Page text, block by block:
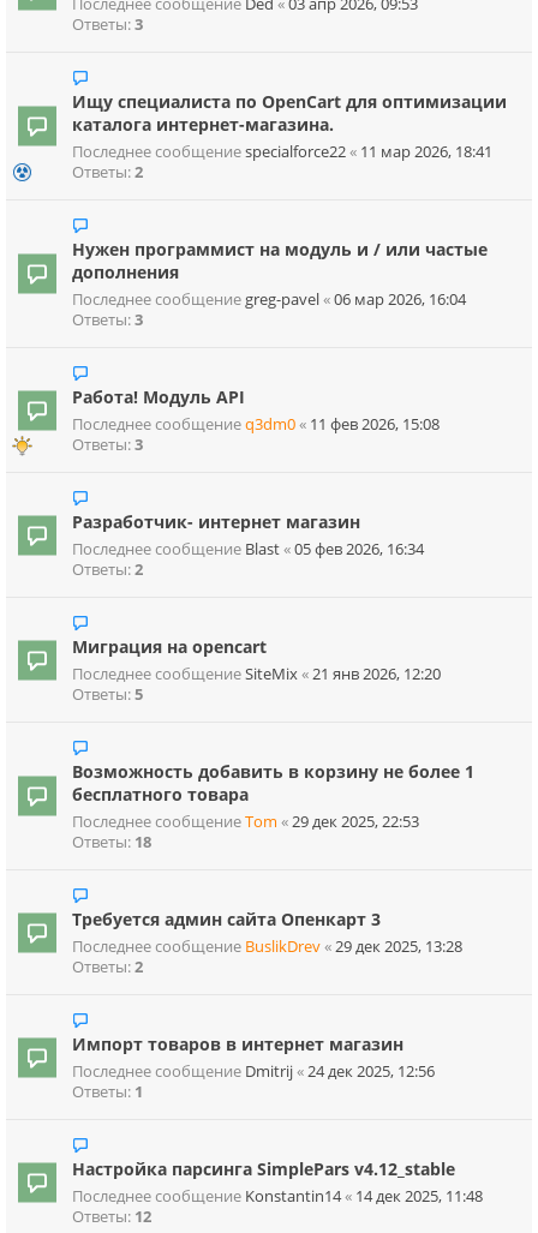
Последнее сообщение Ded «03 апр 2026, 09:53
Ответы:3
Ищу специалиста по OpenCart для оптимизации
каталога интернет-магазина.
Последнее сообщениеspecialforce22« 11 мар 2026, 18:41
Ответы:2
Нужен программист на модуль и / или частые
дополнения
Последнее сообщение greg-pavel«06 мар 2026, 16:04
Ответы:3
Работа! Модуль API
Последнее сообщениеq3dm0« 11 фев 2026, 15:08
Ответы:3
Разработчик- интернет магазин
Последнее сообщение Blast«05 фев 2026, 16:34
Ответы:2
Миграция на opencart
Последнее сообщениеSiteMix«21 янв 2026, 12:20
Ответы:5
Возможность добавить в корзину не более 1
бесплатного товара
Последнее сообщениеTom «29 дек 2025, 22:53
Ответы: 18
Требуется админ сайта Опенкарт 3
Последнее сообщение BuslikDrev«29 дек 2025, 13:28
Ответы:2
Импорт товаров в интернет магазин
Последнее сообщение Dmitrij«24 дек 2025, 12:56
Ответы: 1
Настройка парсинга SimplePars v4.12_stable
Последнее сообщение Konstantin14« 14 дек 2025, 11:48
Ответы: 12